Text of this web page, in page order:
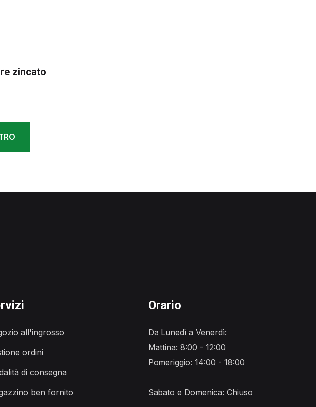
zincato
all'ingrosso
ordini
di consegna
ben fornito
Orario
Da Lunedì a Venerdì:
Mattina: 8:00 - 12:00
Pomeriggio: 14:00 - 18:00
Sabato e Domenica: Chiuso